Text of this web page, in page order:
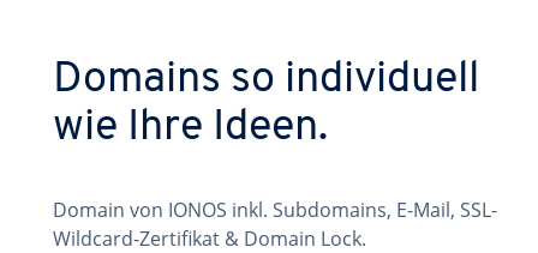
Domains so individuell
wie Ihre Ideen.
Domain von IONOS inkl. Subdomains, E-Mail, SSL-
Wildcard-Zertifikat & Domain Lock.